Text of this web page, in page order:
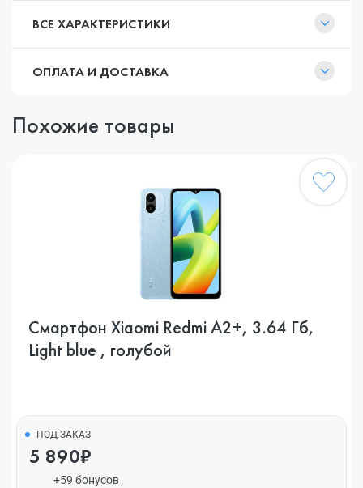
ВСЕ ХАРАКТЕРИСТИКИ
ОПЛАТА И ДОСТАВКА
Похожие товары
Смартфон Xiaomi Redmi A2+, 3.64 Гб,
Light blue , голубой
ПОД ЗАКАЗ
5 890₽
+59 бонусов